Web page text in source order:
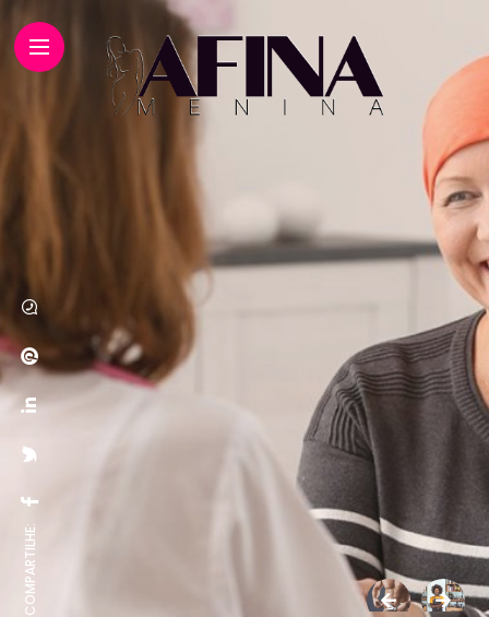
COMPARTILHE: